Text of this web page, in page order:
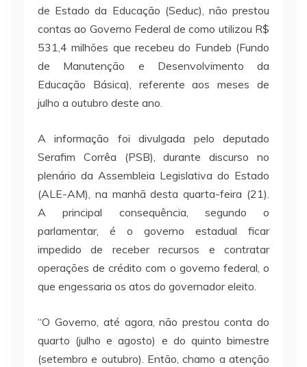
de Estado da Educação (Seduc), não prestou
contas ao Governo Federal de como utilizou R$
531,4 milhões que recebeu do Fundeb (Fundo
de Manutenção e Desenvolvimento da
Educação Básica), referente aos meses de
julho a outubro deste ano.
A informação foi divulgada pelo deputado
Serafim Corrêa (PSB), durante discurso no
plenário da Assembleia Legislativa do Estado
(ALE-AM), na manhã desta quarta-feira (21).
A principal consequência, segundo o
parlamentar, é o governo estadual ficar
impedido de receber recursos e contratar
operações de crédito com o governo federal, o
que engessaria os atos do governador eleito.
“O Governo, até agora, não prestou conta do
quarto (julho e agosto) e do quinto bimestre
(setembro e outubro). Então, chamo a atenção